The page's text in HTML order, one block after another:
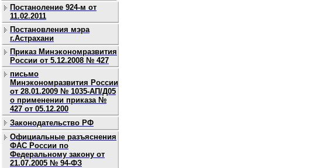
Постаноление 924-м от
11.02.2011
Постановления мэра
г.Астрахани
Приказ Минэкономразвития
России от 5.12.2008 № 427
письмо
Минэкономразвития России
от 28.01.2009 № 1035-АП/Д05
о применении приказа №
427 от 05.12.200
Законодательство РФ
Официальные разъяснения
ФАС России по
Федеральному закону от
21.07.2005 № 94-ФЗ